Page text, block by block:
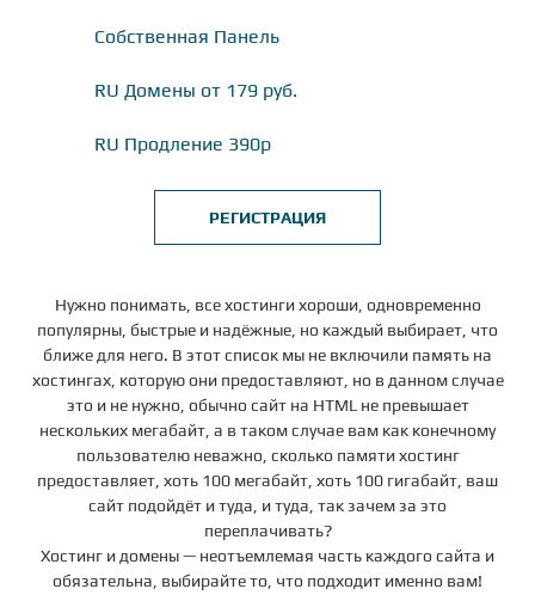
Собственная Панель
RU Домены от 179 руб.
RU Продление 390р
РЕГИСТРАЦИЯ
Нужно понимать, все хостинги хороши, одновременно
популярны, быстрые и надёжные, но каждый выбирает, что
ближе для него. В этот список мы не включили память на
хостингах, которую они предоставляют, но в данном случае
это и не нужно, обычно сайт на HTML не превышает
нескольких мегабайт, а в таком случае вам как конечному
пользователю неважно, сколько памяти хостинг
предоставляет, хоть 100 мегабайт, хоть 100 гигабайт, ваш
сайт подойдёт и туда, и туда, так зачем за это
переплачивать?
Хостинг и домены — неотъемлемая часть каждого сайта и
обязательна, выбирайте то, что подходит именно вам!